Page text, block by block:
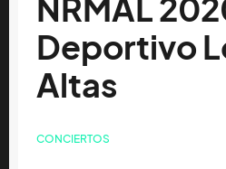
NRMAL
Deportivo
Altas
CONCIERTOS